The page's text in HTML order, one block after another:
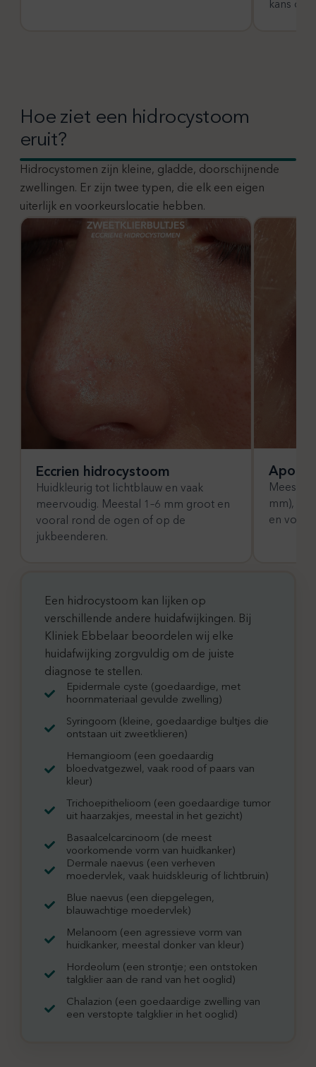
kans op
Hoe ziet een hidrocystoom
eruit?
Hidrocystomen zijn kleine, gladde, doorschijnende
zwellingen. Er zijn twee typen, die elk een eigen
uiterlijk en voorkeurslocatie hebben.
Eccrien hidrocystoom
Huidkleurig tot lichtblauw en vaak
meervoudig. Meestal 1–6 mm groot en
vooral rond de ogen of op de
jukbeenderen.
Meestal
mm),
en
Een hidrocystoom kan lijken op
verschillende andere huidafwijkingen. Bij
Kliniek Ebbelaar beoordelen wij elke
huidafwijking zorgvuldig om de juiste
diagnose te stellen.
Epidermale cyste (goedaardige, met
hoornmateriaal gevulde zwelling)
Syringoom (kleine, goedaardige bultjes die
ontstaan uit zweetklieren)
Hemangioom (een goedaardig
bloedvatgezwel, vaak rood of paars van
kleur)
Trichoepithelioom (een goedaardige tumor
uit haarzakjes, meestal in het gezicht)
Basaalcelcarcinoom (de meest
voorkomende vorm van huidkanker)
Dermale naevus (een verheven
moedervlek, vaak huidskleurig of lichtbruin)
Blue naevus (een diepgelegen,
blauwachtige moedervlek)
Melanoom (een agressieve vorm van
huidkanker, meestal donker van kleur)
Hordeolum (een strontje; een ontstoken
talgklier aan de rand van het ooglid)
Chalazion (een goedaardige zwelling van
een verstopte talgklier in het ooglid)